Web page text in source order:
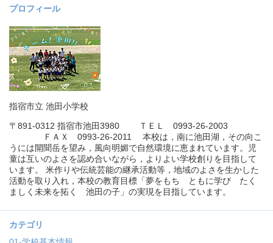
プロフィール
指宿市立 池田小学校
〒891-0312 指宿市池田3980 ＴＥＬ 0993-26-2003
ＦＡＸ 0993-26-2011 本校は，南に池田湖，その向こ
うには開聞岳を望み，風向明媚で自然環境に恵まれています。児
童は互いのよさを認め合いながら，よりよい学校創りを目指して
います。 米作りや伝統芸能の継承活動等，地域のよさを生かした
活動を取り入れ，本校の教育目標「夢をもち ともに学び たく
ましく未来を拓く 池田の子」の実現を目指しています。
カテゴリ